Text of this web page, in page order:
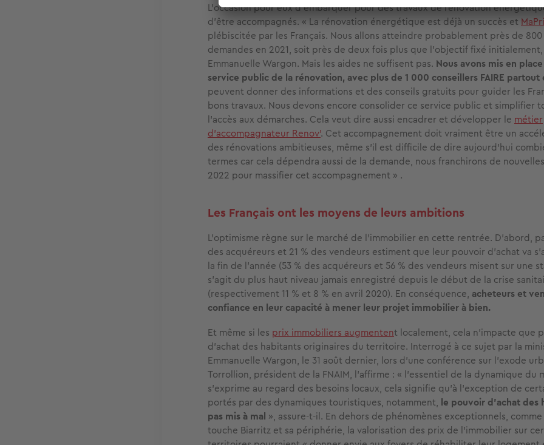
L’occasion pour eux d’embarquer pour des travaux de rénovation
d’être accompagnés. « La rénovation énergétique est déjà un succès et
plébiscitée par les Français. Nous allons atteindre probablement près de 800
demandes en 2021, soit près de deux fois plus que l'objectif fixé
Emmanuelle Wargon. Mais les aides ne suffisent pas. Nous avons mis en
service public de la rénovation, avec plus de 1 000 conseillers FAIRE partout
peuvent donner des informations et des conseils gratuits pour guider les
bons travaux. Nous devons encore consolider ce service public et simplifier
l'accès aux démarches. Cela veut dire aussi encadrer et développer le métier
d'accompagnateur Renov'. Cet accompagnement doit vraiment être un
des rénovations ambitieuses, même s'il est difficile de dire aujourd'hui
termes car cela dépendra aussi de la demande, nous franchirons de
2022 pour massifier cet accompagnement » .
Les Français ont les moyens de leurs ambitions
L’optimisme règne sur le marché de l’immobilier en cette rentrée. D’abord,
des acquéreurs et 21 % des vendeurs estiment que leur pouvoir d’achat va
la fin de l’année (53 % des acquéreurs et 56 % des vendeurs misent sur une
s’agit du plus haut niveau jamais enregistré depuis le début de la crise
(respectivement 11 % et 8 % en avril 2020). En conséquence, acheteurs et
confiance en leur capacité à mener leur projet immobilier à bien.
Et même si les prix immobiliers augmentent localement, cela n'impacte que
d’achat des habitants originaires du territoire. Interrogé à ce sujet par la
Emmanuelle Wargon, le 31 août dernier, lors d’une conférence sur l’exode
Torrollion, président de la FNAIM, l’affirme : « l’essentiel de la dynamique du
s’exprime au regard des besoins locaux, cela signifie qu’à l’exception de
portés par des dynamiques touristiques, notamment, le pouvoir d’achat des
pas mis à mal », assure-t-il. En dehors de phénomènes exceptionnels,
touche Biarritz et sa périphérie, la valorisation des prix de l’immobilier sur